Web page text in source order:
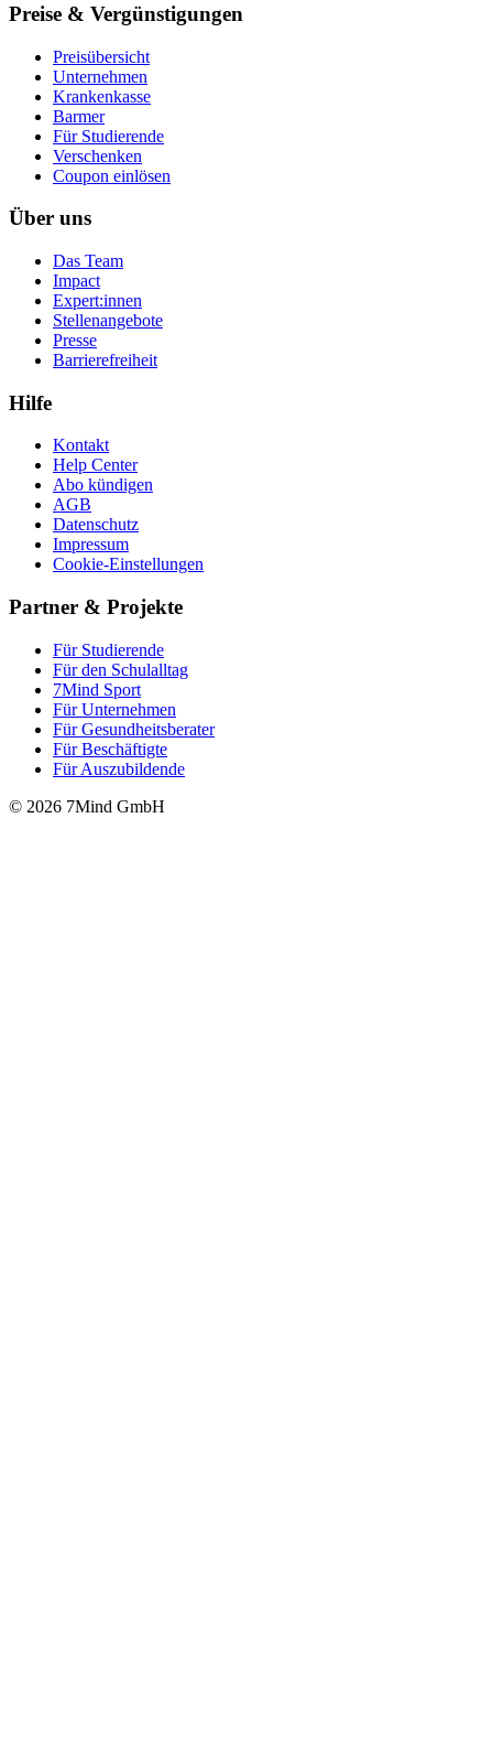
Preise & Vergünstigungen
Preisübersicht
Unternehmen
Krankenkasse
Barmer
Für Studierende
Ver­schen­ken
Coupon einlösen
Über uns
Das Team
Impact
Expert:innen
Stellenangebote
Presse
Barrierefreiheit
Hilfe
Kontakt
Help Center
Abo kündigen
AGB
Datenschutz
Impressum
Cookie-Einstellungen
Partner & Projekte
Für Stu­die­rende
Für den Schulalltag
7Mind Sport
Für Unter­neh­men
Für Gesund­heits­be­ra­ter
Für Beschäftigte
Für Auszubildende
© 2026 7Mind GmbH